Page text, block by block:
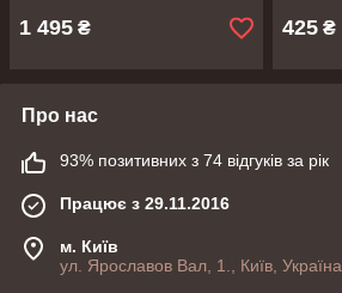
1 495 ₴ 425 ₴
Про нас
93% позитивних з 74 відгуків за рік
Працює з 29.11.2016
м. Київ
ул. Ярославов Вал, 1., Київ, Україна